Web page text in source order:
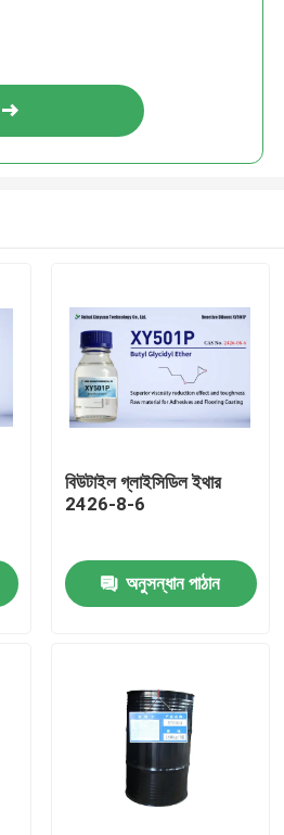
বিউটাইল গ্লাইসিডিল ইথার
2426-8-6
অনুসন্ধান পাঠান